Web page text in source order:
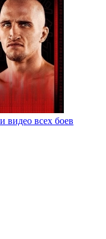
видео всех боев